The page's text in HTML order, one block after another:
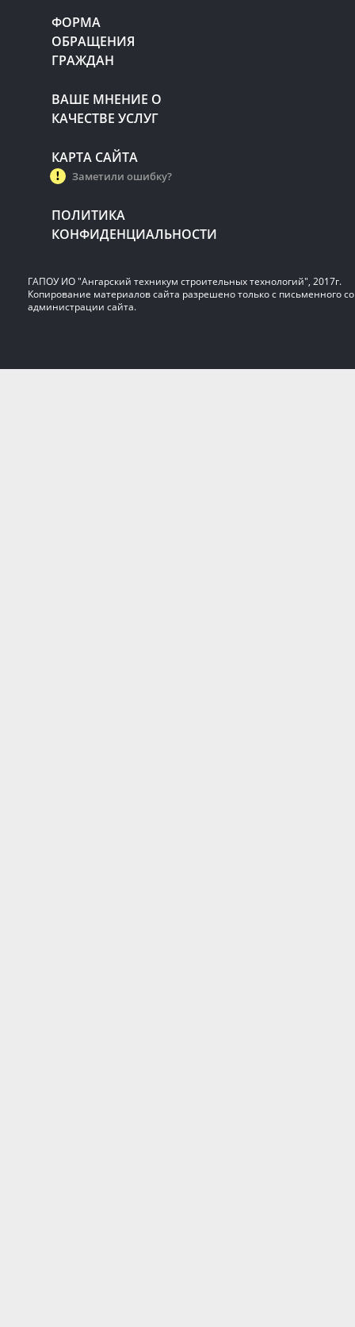
ФОРМА
ОБРАЩЕНИЯ
ГРАЖДАН
ВАШЕ МНЕНИЕ О
КАЧЕСТВЕ УСЛУГ
КАРТА САЙТА
Заметили ошибку?
ПОЛИТИКА
КОНФИДЕНЦИАЛЬНОСТИ
ГАПОУ ИО "Ангарский техникум строительных технологий", 2017г.
Копирование материалов сайта разрешено только с письменного
администрации сайта.